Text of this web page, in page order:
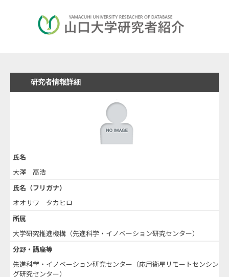
研究者情報詳細
氏名
大澤 高浩
氏名（フリガナ）
オオサワ タカヒロ
所属
大学研究推進機構（先進科学・イノベーション研究センター）
分野・講座等
先進科学・イノベーション研究センター（応用衛星リモートセンシン
グ研究センター）